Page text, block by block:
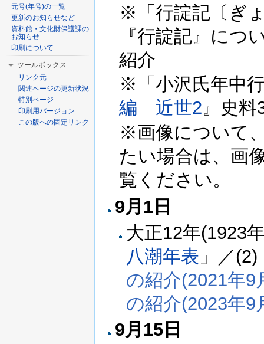
※「行諚記〔ぎ
『行諚記』につ
紹介
※「小沢氏年中
編 近世2』史料
※画像について
たい場合は、画
覧ください。
9月1日
大正12年
八潮年表 」／(2)
の紹介(2021年9
の紹介(2023年9
9月15日
元号(年号)の一覧
更新のお知らせなど
資料館・文化財保護課の
お知らせ
印刷について
ツールボックス
リンク元
関連ページの更新状況
特別ページ
印刷用バージョン
この版への固定リンク